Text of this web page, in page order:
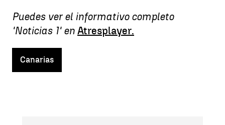
Puedes ver el informativo completo
'Noticias 1' en Atresplayer.
Canarias